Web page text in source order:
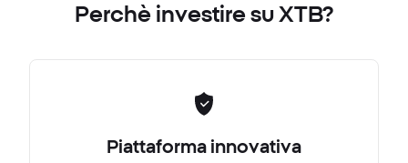
Perchè investire su XTB?
Piattaforma innovativa